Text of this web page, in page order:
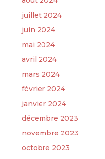
juillet 2024
juin 2024
mai 2024
avril 2024
mars 2024
février 2024
janvier 2024
décembre 2023
novembre 2023
octobre 2023